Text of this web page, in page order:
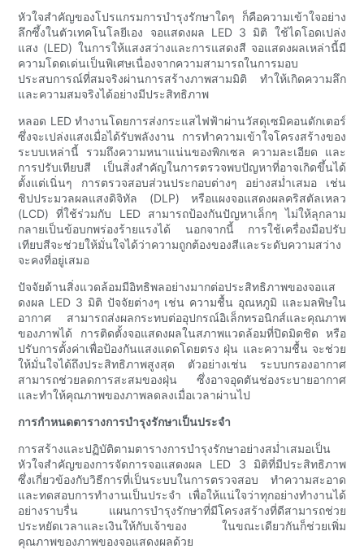
หัวใจสำคัญของโปรแกรมการบำรุงรักษาใดๆ ก็คือความเข้าใจอย่าง
ลึกซึ้งในตัวเทคโนโลยีเอง จอแสดงผล LED 3 มิติ ใช้ไดโอดเปล่ง
แสง (LED) ในการให้แสงสว่างและการแสดงสี จอแสดงผลเหล่านี้มี
ความโดดเด่นเป็นพิเศษเนื่องจากความสามารถในการมอบ
ประสบการณ์ที่สมจริงผ่านการสร้างภาพสามมิติ ทำให้เกิดความลึก
และความสมจริงได้อย่างมีประสิทธิภาพ
หลอด LED ทำงานโดยการส่งกระแสไฟฟ้าผ่านวัสดุเซมิคอนดักเตอร์
ซึ่งจะเปล่งแสงเมื่อได้รับพลังงาน การทำความเข้าใจโครงสร้างของ
ระบบเหล่านี้ รวมถึงความหนาแน่นของพิกเซล ความละเอียด และ
การปรับเทียบสี เป็นสิ่งสำคัญในการตรวจพบปัญหาที่อาจเกิดขึ้นได้
ตั้งแต่เนิ่นๆ การตรวจสอบส่วนประกอบต่างๆ อย่างสม่ำเสมอ เช่น
ชิปประมวลผลแสงดิจิทัล (DLP) หรือแผงจอแสดงผลคริสตัลเหลว
(LCD) ที่ใช้ร่วมกับ LED สามารถป้องกันปัญหาเล็กๆ ไม่ให้ลุกลาม
กลายเป็นข้อบกพร่องร้ายแรงได้ นอกจากนี้ การใช้เครื่องมือปรับ
เทียบสีจะช่วยให้มั่นใจได้ว่าความถูกต้องของสีและระดับความสว่าง
จะคงที่อยู่เสมอ
ปัจจัยด้านสิ่งแวดล้อมมีอิทธิพลอย่างมากต่อประสิทธิภาพของจอแส
ดงผล LED 3 มิติ ปัจจัยต่างๆ เช่น ความชื้น อุณหภูมิ และมลพิษใน
อากาศ สามารถส่งผลกระทบต่ออุปกรณ์อิเล็กทรอนิกส์และคุณภาพ
ของภาพได้ การติดตั้งจอแสดงผลในสภาพแวดล้อมที่ปิดมิดชิด หรือ
ปรับการตั้งค่าเพื่อป้องกันแสงแดดโดยตรง ฝุ่น และความชื้น จะช่วย
ให้มั่นใจได้ถึงประสิทธิภาพสูงสุด ตัวอย่างเช่น ระบบกรองอากาศ
สามารถช่วยลดการสะสมของฝุ่น ซึ่งอาจอุดตันช่องระบายอากาศ
และทำให้คุณภาพของภาพลดลงเมื่อเวลาผ่านไป
การกำหนดตารางการบำรุงรักษาเป็นประจำ
การสร้างและปฏิบัติตามตารางการบำรุงรักษาอย่างสม่ำเสมอเป็น
หัวใจสำคัญของการจัดการจอแสดงผล LED 3 มิติที่มีประสิทธิภาพ
ซึ่งเกี่ยวข้องกับวิธีการที่เป็นระบบในการตรวจสอบ ทำความสะอาด
และทดสอบการทำงานเป็นประจำ เพื่อให้แน่ใจว่าทุกอย่างทำงานได้
อย่างราบรื่น แผนการบำรุงรักษาที่มีโครงสร้างที่ดีสามารถช่วย
ประหยัดเวลาและเงินให้กับเจ้าของ ในขณะเดียวกันก็ช่วยเพิ่ม
คุณภาพของภาพของจอแสดงผลด้วย